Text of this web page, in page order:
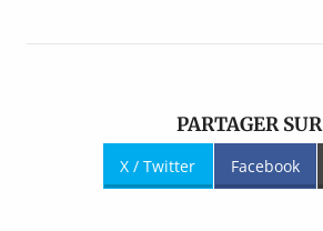
PARTAGER SUR
X / Twitter Facebook